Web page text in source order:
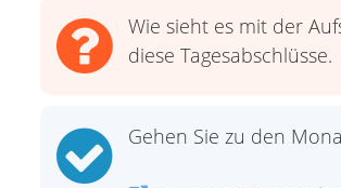
Wie sieht es mit der
diese Tagesabschlüsse.
Gehen Sie zu den